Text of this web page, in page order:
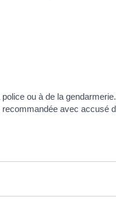
ou à de la
avec accusé